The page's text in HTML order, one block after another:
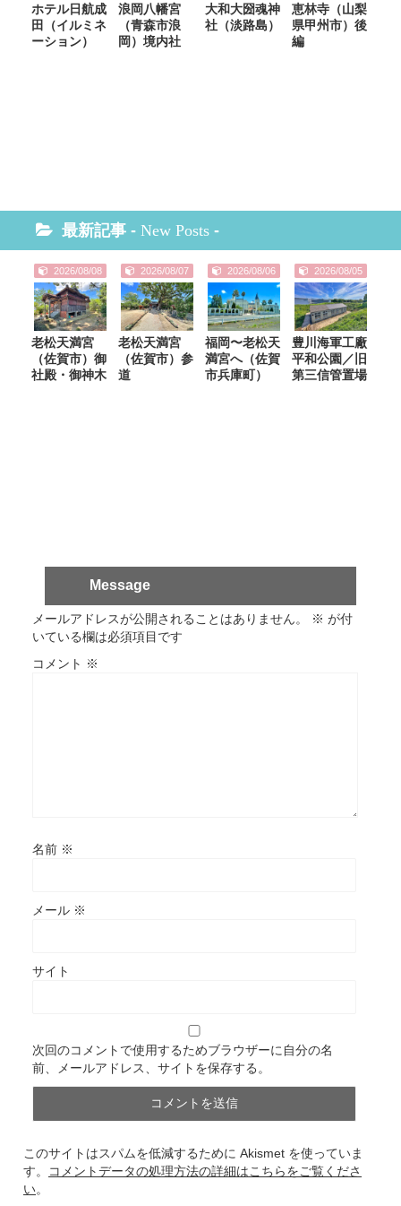
ホテル日航成
田（イルミネ
ーション）
浪岡八幡宮
（青森市浪
岡）境内社
大和大圀魂神
社（淡路島）
恵林寺（山梨
県甲州市）後
編
最新記事 - New Posts -
2026/08/08
老松天満宮
（佐賀市）御
社殿・御神木
2026/08/07
老松天満宮
（佐賀市）参
道
2026/08/06
福岡〜老松天
満宮へ（佐賀
市兵庫町）
2026/08/05
豊川海軍工廠
平和公園／旧
第三信管置場
Message
メールアドレスが公開されることはありません。 ※ が付
いている欄は必須項目です
コメント ※
名前 ※
メール ※
サイト
次回のコメントで使用するためブラウザーに自分の名
前、メールアドレス、サイトを保存する。
このサイトはスパムを低減するために Akismet を使っていま
す。
コメントデータの処理方法の詳細はこちらをご覧くださ
い。